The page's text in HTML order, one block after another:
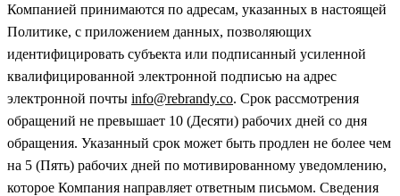
Компанией принимаются по адресам, указанных в настоящей
Политике, с приложением данных, позволяющих
идентифицировать субъекта или подписанный усиленной
квалифицированной электронной подписью на адрес
электронной почты info@rebrandy.co. Срок рассмотрения
обращений не превышает 10 (Десяти) рабочих дней со дня
обращения. Указанный срок может быть продлен не более чем
на 5 (Пять) рабочих дней по мотивированному уведомлению,
которое Компания направляет ответным письмом. Сведения